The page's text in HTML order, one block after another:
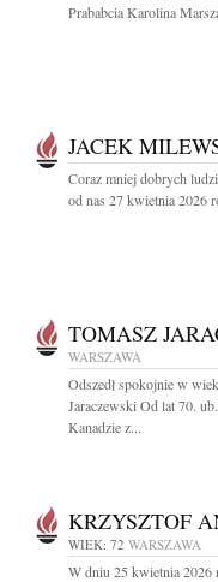
Prababcia Karolina
JACEK
Coraz mniej dobrych
od nas 27 kwietnia 2026
TOMASZ
WARSZAWA
Odszedł spokojnie w
Jaraczewski Od lat 70.
Kanadzie z...
KRZYSZTOF
WIEK: 72 WARSZAWA
W dniu 25 kwietnia 2026